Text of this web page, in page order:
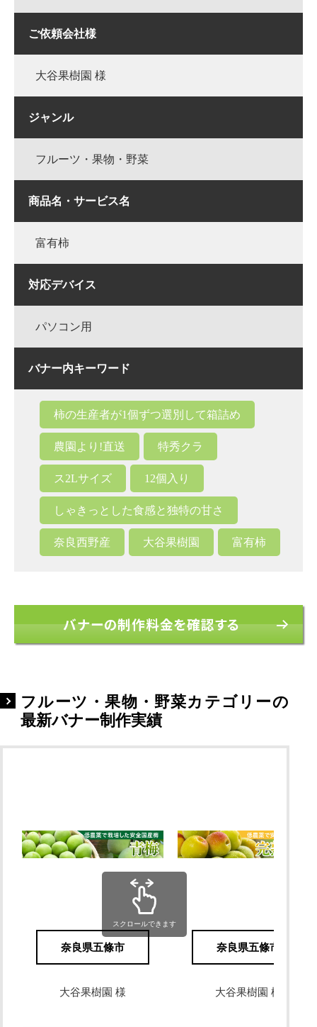
ご依頼会社様
大谷果樹園 様
ジャンル
フルーツ・果物・野菜
商品名・サービス名
富有柿
対応デバイス
パソコン用
バナー内キーワード
柿の生産者が1個ずつ選別して箱詰め
農園より!直送 特秀クラ
ス2Lサイズ 12個入り
しゃきっとした食感と独特の甘さ
奈良西野産 大谷果樹園 富有柿
バナーの制作料金を確認する
フルーツ・果物・野菜カテゴリーの
最新バナー制作実績
奈良県五條市
大谷果樹園 様
奈良県五條市
大谷果樹園 様
スクロールできます